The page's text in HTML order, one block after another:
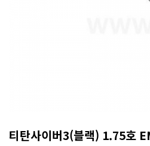
티탄사이버3(블랙) 1.75호